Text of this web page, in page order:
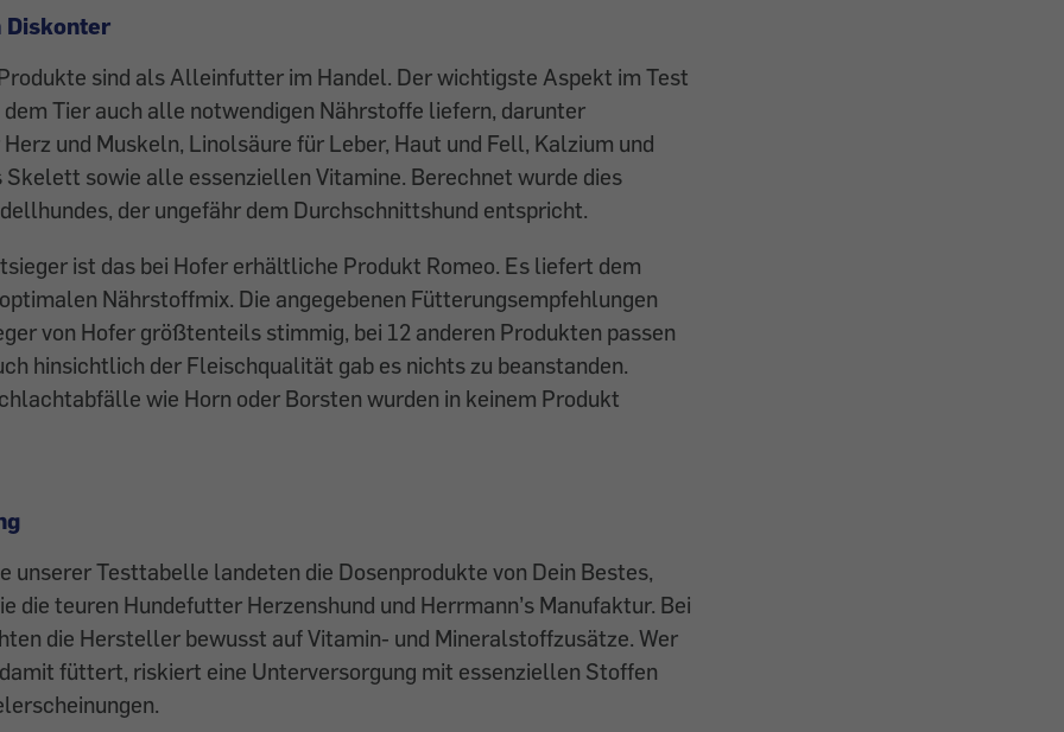
Diskonter
sind als Alleinfutter im Handel. Der wichtigste Aspekt im Test
dem Tier auch alle notwendigen Nährstoffe liefern, darunter
und Muskeln, Linolsäure für Leber, Haut und Fell, Kalzium und
Skelett sowie alle essenziellen Vitamine. Berechnet wurde dies
der ungefähr dem Durchschnittshund entspricht.
ist das bei Hofer erhältliche Produkt Romeo. Es liefert dem
Nährstoffmix. Die angegebenen Fütterungsempfehlungen
von Hofer größtenteils stimmig, bei 12 anderen Produkten passen
hinsichtlich der Fleischqualität gab es nichts zu beanstanden.
wie Horn oder Borsten wurden in keinem Produkt
unserer Testtabelle landeten die Dosenprodukte von Dein Bestes,
die teuren Hundefutter Herzenshund und Herrmann’s Manufaktur. Bei
die Hersteller bewusst auf Vitamin- und Mineralstoffzusätze. Wer
füttert, riskiert eine Unterversorgung mit essenziellen Stoffen